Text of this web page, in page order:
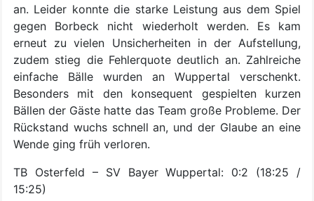
an. Leider konnte die starke Leistung aus dem Spiel
gegen Borbeck nicht wiederholt werden. Es kam
erneut zu vielen Unsicherheiten in der Aufstellung,
zudem stieg die Fehlerquote deutlich an. Zahlreiche
einfache Bälle wurden an Wuppertal verschenkt.
Besonders mit den konsequent gespielten kurzen
Bällen der Gäste hatte das Team große Probleme. Der
Rückstand wuchs schnell an, und der Glaube an eine
Wende ging früh verloren.
TB Osterfeld – SV Bayer Wuppertal: 0:2 (18:25 /
15:25)